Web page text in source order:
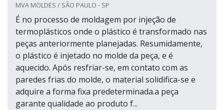
MVA MOLDES / SÃO PAULO - SP
É no processo de moldagem por injeção de
termoplásticos onde o plástico é transformado nas
peças anteriormente planejadas. Resumidamente,
o plástico é injetado no molde da peça, e é
aquecido. Após resfriar-se, em contato com as
paredes frias do molde, o material solidifica-se e
adquire a forma fixa predeterminada.a peça
garante qualidade ao produto f...